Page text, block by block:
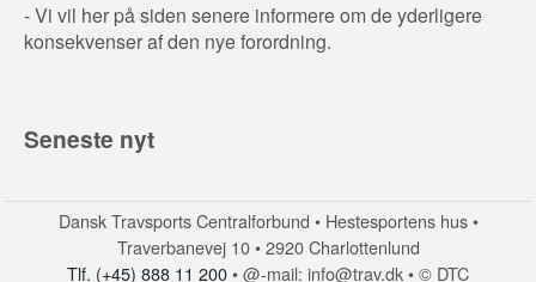
- Vi vil her på siden senere informere om de yderligere
konsekvenser af den nye forordning.
Seneste nyt
Dansk Travsports Centralforbund • Hestesportens hus •
Traverbanevej 10 • 2920 Charlottenlund
Tlf. (+45) 888 11 200• @-mail: info@trav.dk • © DTC